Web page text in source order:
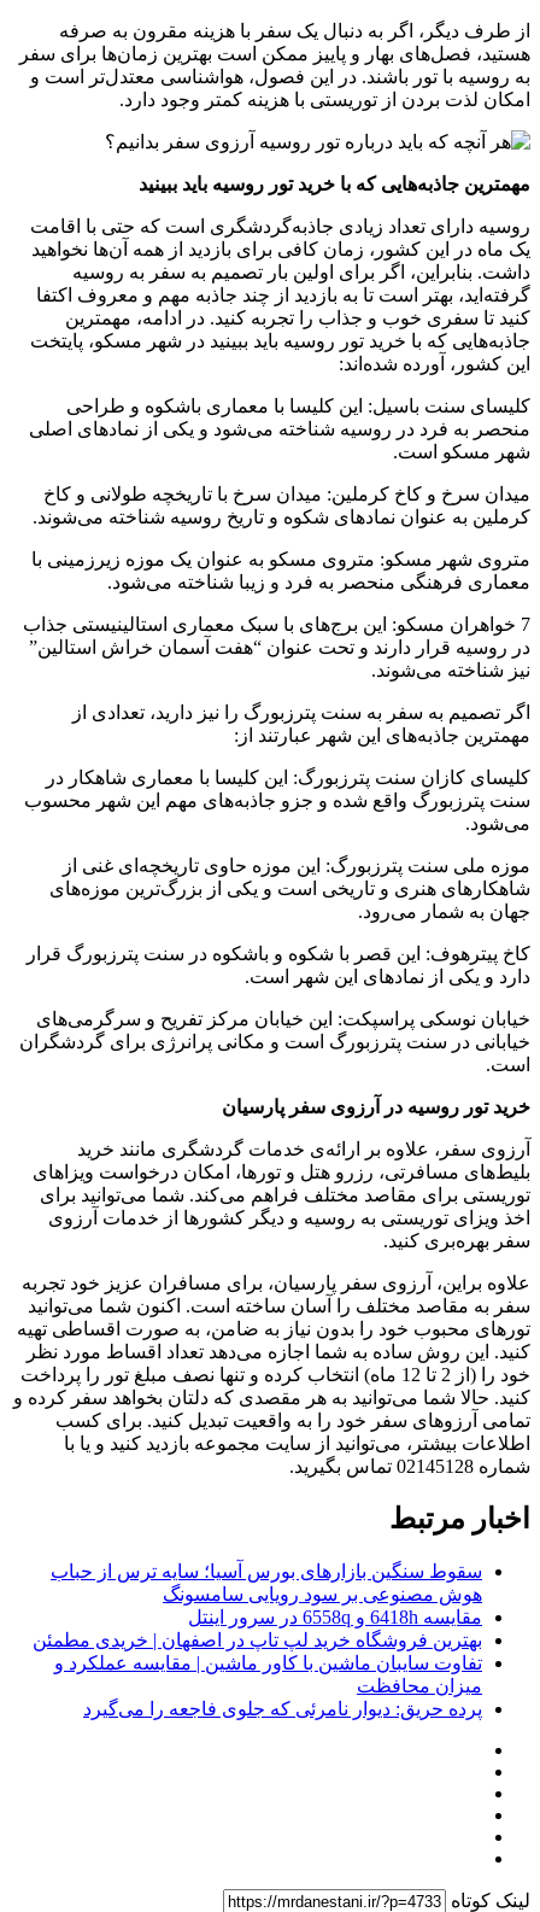
از طرف دیگر، اگر به دنبال یک سفر با هزینه مقرون به صرفه
هستید، فصل‌های بهار و پاییز ممکن است بهترین زمان‌ها برای سفر
به روسیه با تور باشند. در این فصول، هواشناسی معتدل‌تر است و
امکان لذت بردن از توریستی با هزینه کمتر وجود دارد.
مهمترین جاذبه‌هایی که با خرید تور روسیه باید ببینید
روسیه دارای تعداد زیادی جاذبه‌گردشگری است که حتی با اقامت
یک ماه در این کشور، زمان کافی برای بازدید از همه آن‌ها نخواهید
داشت. بنابراین، اگر برای اولین بار تصمیم به سفر به روسیه
گرفته‌اید، بهتر است تا به بازدید از چند جاذبه مهم و معروف اکتفا
کنید تا سفری خوب و جذاب را تجربه کنید. در ادامه، مهمترین
جاذبه‌هایی که با خرید تور روسیه باید ببینید در شهر مسکو، پایتخت
این کشور، آورده شده‌اند:
کلیسای سنت باسیل: این کلیسا با معماری باشکوه و طراحی
منحصر به فرد در روسیه شناخته می‌شود و یکی از نمادهای اصلی
شهر مسکو است.
میدان سرخ و کاخ کرملین: میدان سرخ با تاریخچه طولانی و کاخ
کرملین به عنوان نمادهای شکوه و تاریخ روسیه شناخته می‌شوند.
متروی شهر مسکو: متروی مسکو به عنوان یک موزه زیرزمینی با
معماری فرهنگی منحصر به فرد و زیبا شناخته می‌شود.
7 خواهران مسکو: این برج‌های با سبک معماری استالینیستی جذاب
در روسیه قرار دارند و تحت عنوان “هفت آسمان خراش استالین”
نیز شناخته می‌شوند.
اگر تصمیم به سفر به سنت پترزبورگ را نیز دارید، تعدادی از
مهمترین جاذبه‌های این شهر عبارتند از:
کلیسای کازان سنت پترزبورگ: این کلیسا با معماری شاهکار در
سنت پترزبورگ واقع شده و جزو جاذبه‌های مهم این شهر محسوب
می‌شود.
موزه ملی سنت پترزبورگ: این موزه حاوی تاریخچه‌ای غنی از
شاهکارهای هنری و تاریخی است و یکی از بزرگ‌ترین موزه‌های
جهان به شمار می‌رود.
کاخ پیترهوف: این قصر با شکوه و باشکوه در سنت پترزبورگ قرار
دارد و یکی از نمادهای این شهر است.
خیابان نوسکی پراسپکت: این خیابان مرکز تفریح و سرگرمی‌های
خیابانی در سنت پترزبورگ است و مکانی پرانرژی برای گردشگران
است.
خرید تور روسیه در آرزوی سفر پارسیان
آرزوی سفر، علاوه بر ارائه‌ی خدمات گردشگری مانند خرید
بلیط‌های مسافرتی، رزرو هتل و تورها، امکان درخواست ویزاهای
توریستی برای مقاصد مختلف فراهم می‌کند. شما می‌توانید برای
اخذ ویزای توریستی به روسیه و دیگر کشورها از خدمات آرزوی
سفر بهره‌بری کنید.
علاوه براین، آرزوی سفر پارسیان، برای مسافران عزیز خود تجربه
سفر به مقاصد مختلف را آسان ساخته است. اکنون شما می‌توانید
تورهای محبوب خود را بدون نیاز به ضامن، به صورت اقساطی تهیه
کنید. این روش ساده به شما اجازه می‌دهد تعداد اقساط مورد نظر
خود را (از 2 تا 12 ماه) انتخاب کرده و تنها نصف مبلغ تور را پرداخت
کنید. حالا شما می‌توانید به هر مقصدی که دلتان بخواهد سفر کرده و
تمامی آرزوهای سفر خود را به واقعیت تبدیل کنید. برای کسب
اطلاعات بیشتر، می‌توانید از سایت مجموعه بازدید کنید و یا با
شماره 02145128 تماس بگیرید.
اخبار مرتبط
سقوط سنگین بازارهای بورس آسیا؛ سایه ترس از حباب
هوش مصنوعی بر سود رویایی سامسونگ
مقایسه 6418h و 6558q در سرور اینتل
بهترین فروشگاه خرید لپ تاپ در اصفهان | خریدی مطمئن
تفاوت سایبان ماشین با کاور ماشین | مقایسه عملکرد و
میزان محافظت
پرده حریق: دیوار نامرئی که جلوی فاجعه را می‌گیرد
لینک کوتاه